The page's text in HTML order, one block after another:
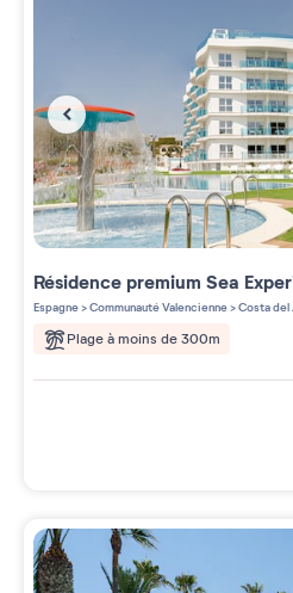
Résidence premium Sea
Espagne>Communauté Valencienne>Costa del
Plage à moins de 300m